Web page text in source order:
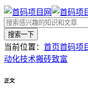
搜索一下
当前位置： 首页首码项
动化技术搬砖致富
正文